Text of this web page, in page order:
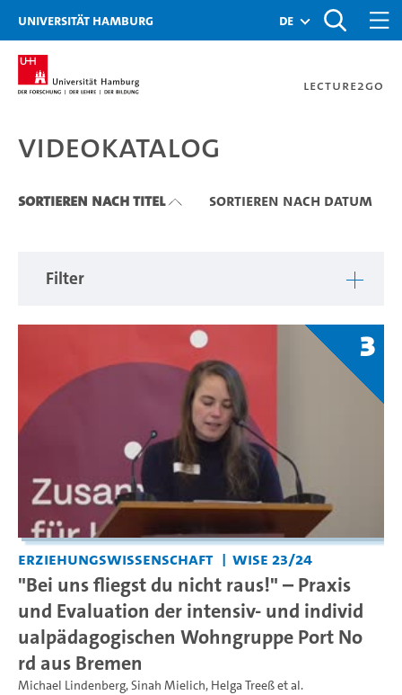
Zu den Filtern
Zur Metanavigation
Zur Hauptnavigation
Zur Suche
Zum Inhalt
Zum Seitenfuss
Universität Hamburg de
Lecture2Go
Videokatalog
Videokatalog
Sortieren nach Titel Sortieren nach Datum
Filter
3
Erziehungswissenschaft WiSe 23/24
"Bei uns fliegst du nicht raus!" – Praxis
und Evaluation der intensiv- und individ
ualpädagogischen Wohngruppe Port No
rd aus Bremen
Michael Lindenberg,Sinah Mielich, Helga Treeßet al.